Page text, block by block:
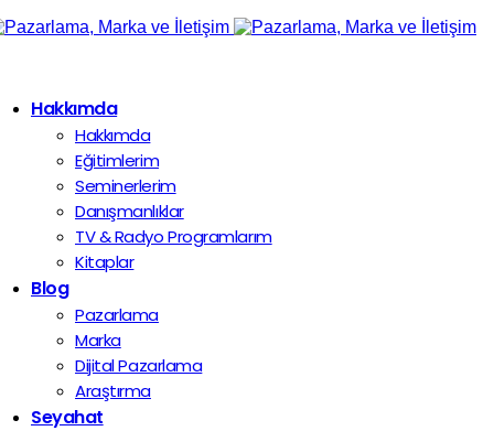
Hakkımda
Hakkımda
Eğitimlerim
Seminerlerim
Danışmanlıklar
TV & Radyo Programlarım
Kitaplar
Blog
Pazarlama
Marka
Dijital Pazarlama
Araştırma
Seyahat